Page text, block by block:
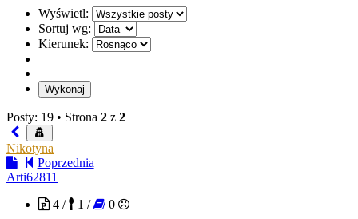
Wyświetl:
Sortuj wg:
Kierunek:
Posty: 19 • Strona 2 z 2
Nikotyna
Poprzednia
Arti62811
4 /
1 / 0